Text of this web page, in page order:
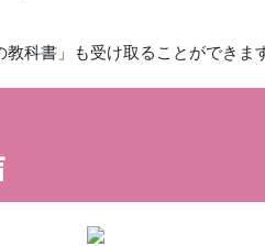
科書」も受け取ることができま